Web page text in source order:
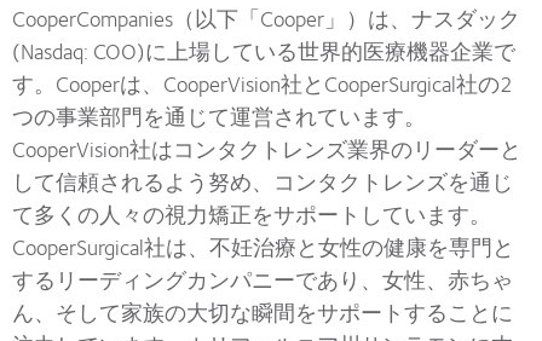
CooperCompanies（以下「Cooper」）は、ナスダック
(Nasdaq: COO)に上場している世界的医療機器企業で
す。Cooperは、CooperVision社とCooperSurgical社の2
つの事業部門を通じて運営されています。
CooperVision社はコンタクトレンズ業界のリーダーと
して信頼されるよう努め、コンタクトレンズを通じ
て多くの人々の視力矯正をサポートしています。
CooperSurgical社は、不妊治療と女性の健康を専門と
するリーディングカンパニーであり、女性、赤ちゃ
ん、そして家族の大切な瞬間をサポートすることに